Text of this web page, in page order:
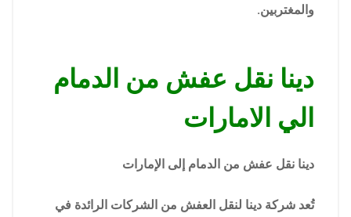
والمغتربين.
دينا نقل عفش من الدمام
الي الامارات
دينا نقل عفش من الدمام إلى الإمارات
تُعد شركة دينا لنقل العفش من الشركات الرائدة في